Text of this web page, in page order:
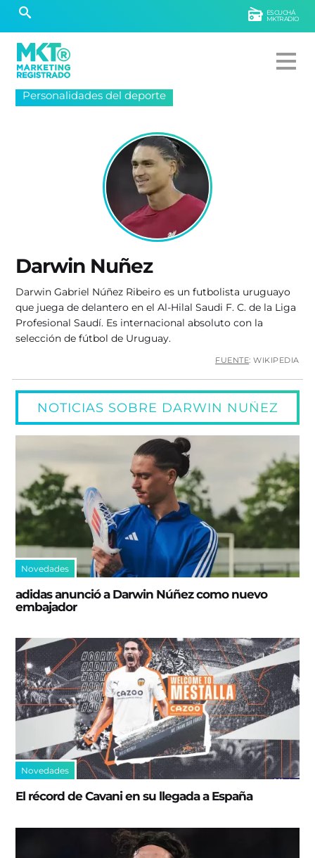
ESCUCHÁ
MKTRADIO
Personalidades del deporte
Darwin Nuñez
Darwin Gabriel Núñez Ribeiro es un futbolista uruguayo
que juega de delantero en el Al-Hilal Saudi F. C. de la Liga
Profesional Saudí. Es internacional absoluto con la
selección de fútbol de Uruguay.
FUENTE: WIKIPEDIA
NOTICIAS SOBRE DARWIN NUÑEZ
Novedades
adidas anunció a Darwin Núñez como nuevo
embajador
Novedades
El récord de Cavani en su llegada a España